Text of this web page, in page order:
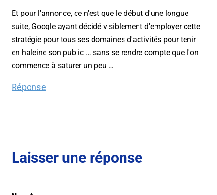
Et pour l'annonce, ce n'est que le début d'une longue
suite, Google ayant décidé visiblement d'employer cette
stratégie pour tous ses domaines d'activités pour tenir
en haleine son public … sans se rendre compte que l'on
commence à saturer un peu …
Réponse
Laisser une réponse